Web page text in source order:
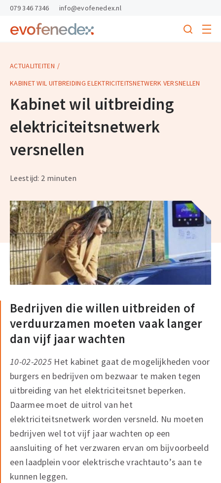
skipToContent
skipToFooter
Return
homepage
Search
menu
079 346 7346 info@evofenedex.nl
ACTUALITEITEN
KABINET WIL UITBREIDING ELEKTRICITEITSNETWERK VERSNELLEN
Kabinet wil uitbreiding
elektriciteitsnetwerk
versnellen
Leestijd: 2 minuten
Bedrijven die willen uitbreiden of
verduurzamen moeten vaak langer
dan vijf jaar wachten
10-02-2025 Het kabinet gaat de mogelijkheden voor
burgers en bedrijven om bezwaar te maken tegen
uitbreiding van het elektriciteitsnet beperken.
Daarmee moet de uitrol van het
elektriciteitsnetwerk worden versneld. Nu moeten
bedrijven wel tot vijf jaar wachten op een
aansluiting of het verzwaren ervan om bijvoorbeeld
een laadplein voor elektrische vrachtauto’s aan te
kunnen leggen.